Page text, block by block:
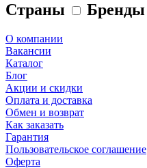
Страны Бренды
О компании
Вакансии
Каталог
Блог
Акции и скидки
Оплата и доставка
Обмен и возврат
Как заказать
Гарантия
Пользовательское соглашение
Оферта